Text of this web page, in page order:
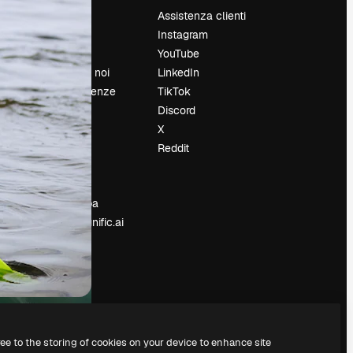
Chi siamo
Recensioni
Lavora con noi
Cerca tendenze
Blog
Eventi
Slidesgo
Vendi i tuoi
contenuti
Sala stampa
Cerchi magnific.ai
Assistenza clienti
Instagram
YouTube
LinkedIn
TikTok
Discord
X
Reddit
to the storing of cookies on your device to enhance site